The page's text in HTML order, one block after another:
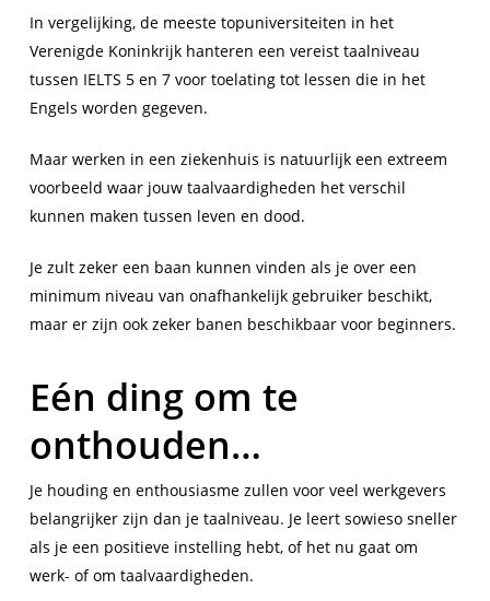
In vergelijking, de meeste topuniversiteiten in het
Verenigde Koninkrijk hanteren een vereist taalniveau
tussen IELTS 5 en 7 voor toelating tot lessen die in het
Engels worden gegeven.
Maar werken in een ziekenhuis is natuurlijk een extreem
voorbeeld waar jouw taalvaardigheden het verschil
kunnen maken tussen leven en dood.
Je zult zeker een baan kunnen vinden als je over een
minimum niveau van onafhankelijk gebruiker beschikt,
maar er zijn ook zeker banen beschikbaar voor beginners.
Eén ding om te
onthouden…
Je houding en enthousiasme zullen voor veel werkgevers
belangrijker zijn dan je taalniveau. Je leert sowieso sneller
als je een positieve instelling hebt, of het nu gaat om
werk- of om taalvaardigheden.